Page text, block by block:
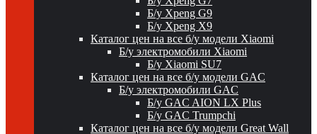
Б/у Xpeng G9
Б/у Xpeng X9
Каталог цен на все б/у модели Xiaomi
Б/у электромобили Xiaomi
Б/у Xiaomi SU7
Каталог цен на все б/у модели GAC
Б/у электромобили GAC
Б/у GAC AION LX Plus
Б/у GAC Trumpchi
Каталог цен на все б/у модели Great Wall